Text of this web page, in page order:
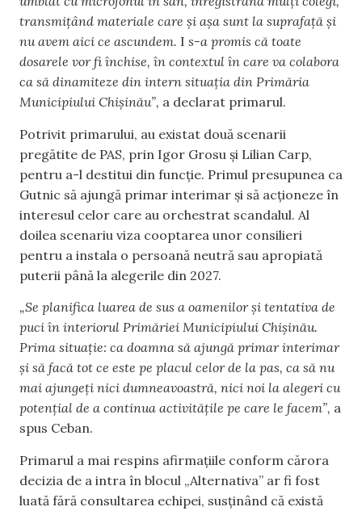
transmițând materiale care și așa sunt la suprafață și
nu avem aici ce ascundem. I s-a promis că toate
dosarele vor fi închise, în contextul în care va colabora
ca să dinamiteze din intern situația din Primăria
Municipiului Chișinău”, a declarat primarul.
Potrivit primarului, au existat două scenarii
pregătite de PAS, prin Igor Grosu și Lilian Carp,
pentru a-l destitui din funcție. Primul presupunea ca
Gutnic să ajungă primar interimar și să acționeze în
interesul celor care au orchestrat scandalul. Al
doilea scenariu viza cooptarea unor consilieri
pentru a instala o persoană neutră sau apropiată
puterii până la alegerile din 2027.
„Se planifica luarea de sus a oamenilor și tentativa de
puci în interiorul Primăriei Municipiului Chișinău.
Prima situație: ca doamna să ajungă primar interimar
și să facă tot ce este pe placul celor de la pas, ca să nu
mai ajungeți nici dumneavoastră, nici noi la alegeri cu
potențial de a continua activitățile pe care le facem”, a
spus Ceban.
Primarul a mai respins afirmațiile conform cărora
decizia de a intra în blocul „Alternativa” ar fi fost
luată fără consultarea echipei, susținând că există